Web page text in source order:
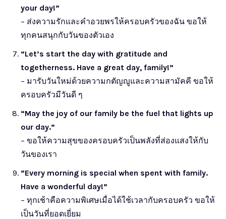
your day!”
– ส่งความรักและคำอวยพรให้ครอบครัวของฉัน ขอให้
ทุกคนสนุกกับวันของตัวเอง
“Let’s start the day with gratitude and
togetherness. Have a great day, family!”
– มารับวันใหม่ด้วยความกตัญญูและความสามัคคี ขอให้
ครอบครัวมีวันดี ๆ
“May the joy of our family be the fuel that lights up
our day.”
– ขอให้ความสุขของครอบครัวเป็นพลังที่ส่องแสงให้กับ
วันของเรา
“Every morning is special when spent with family.
Have a wonderful day!”
– ทุกเช้าคือความพิเศษเมื่อได้ใช้เวลากับครอบครัว ขอให้
เป็นวันที่ยอดเยี่ยม